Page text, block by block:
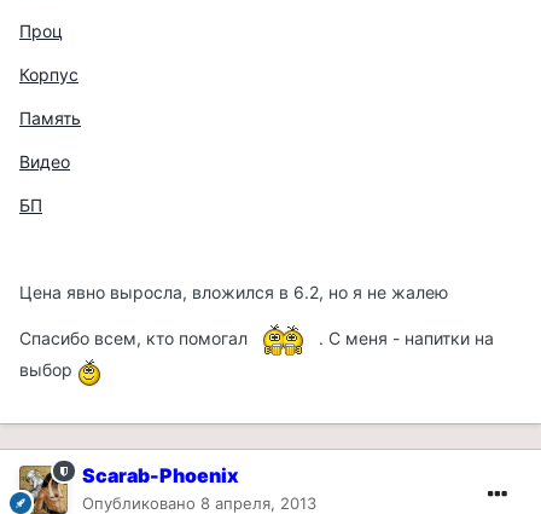
Проц
Корпус
Память
Видео
БП
Цена явно выросла, вложился в 6.2, но я не жалею
Спасибо всем, кто помогал
. С меня - напитки на
выбор
Scarab-Phoenix
Опубликовано 8 апреля, 2013